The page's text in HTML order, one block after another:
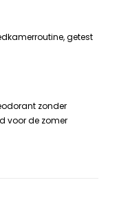
getest
zonder
voor de zomer